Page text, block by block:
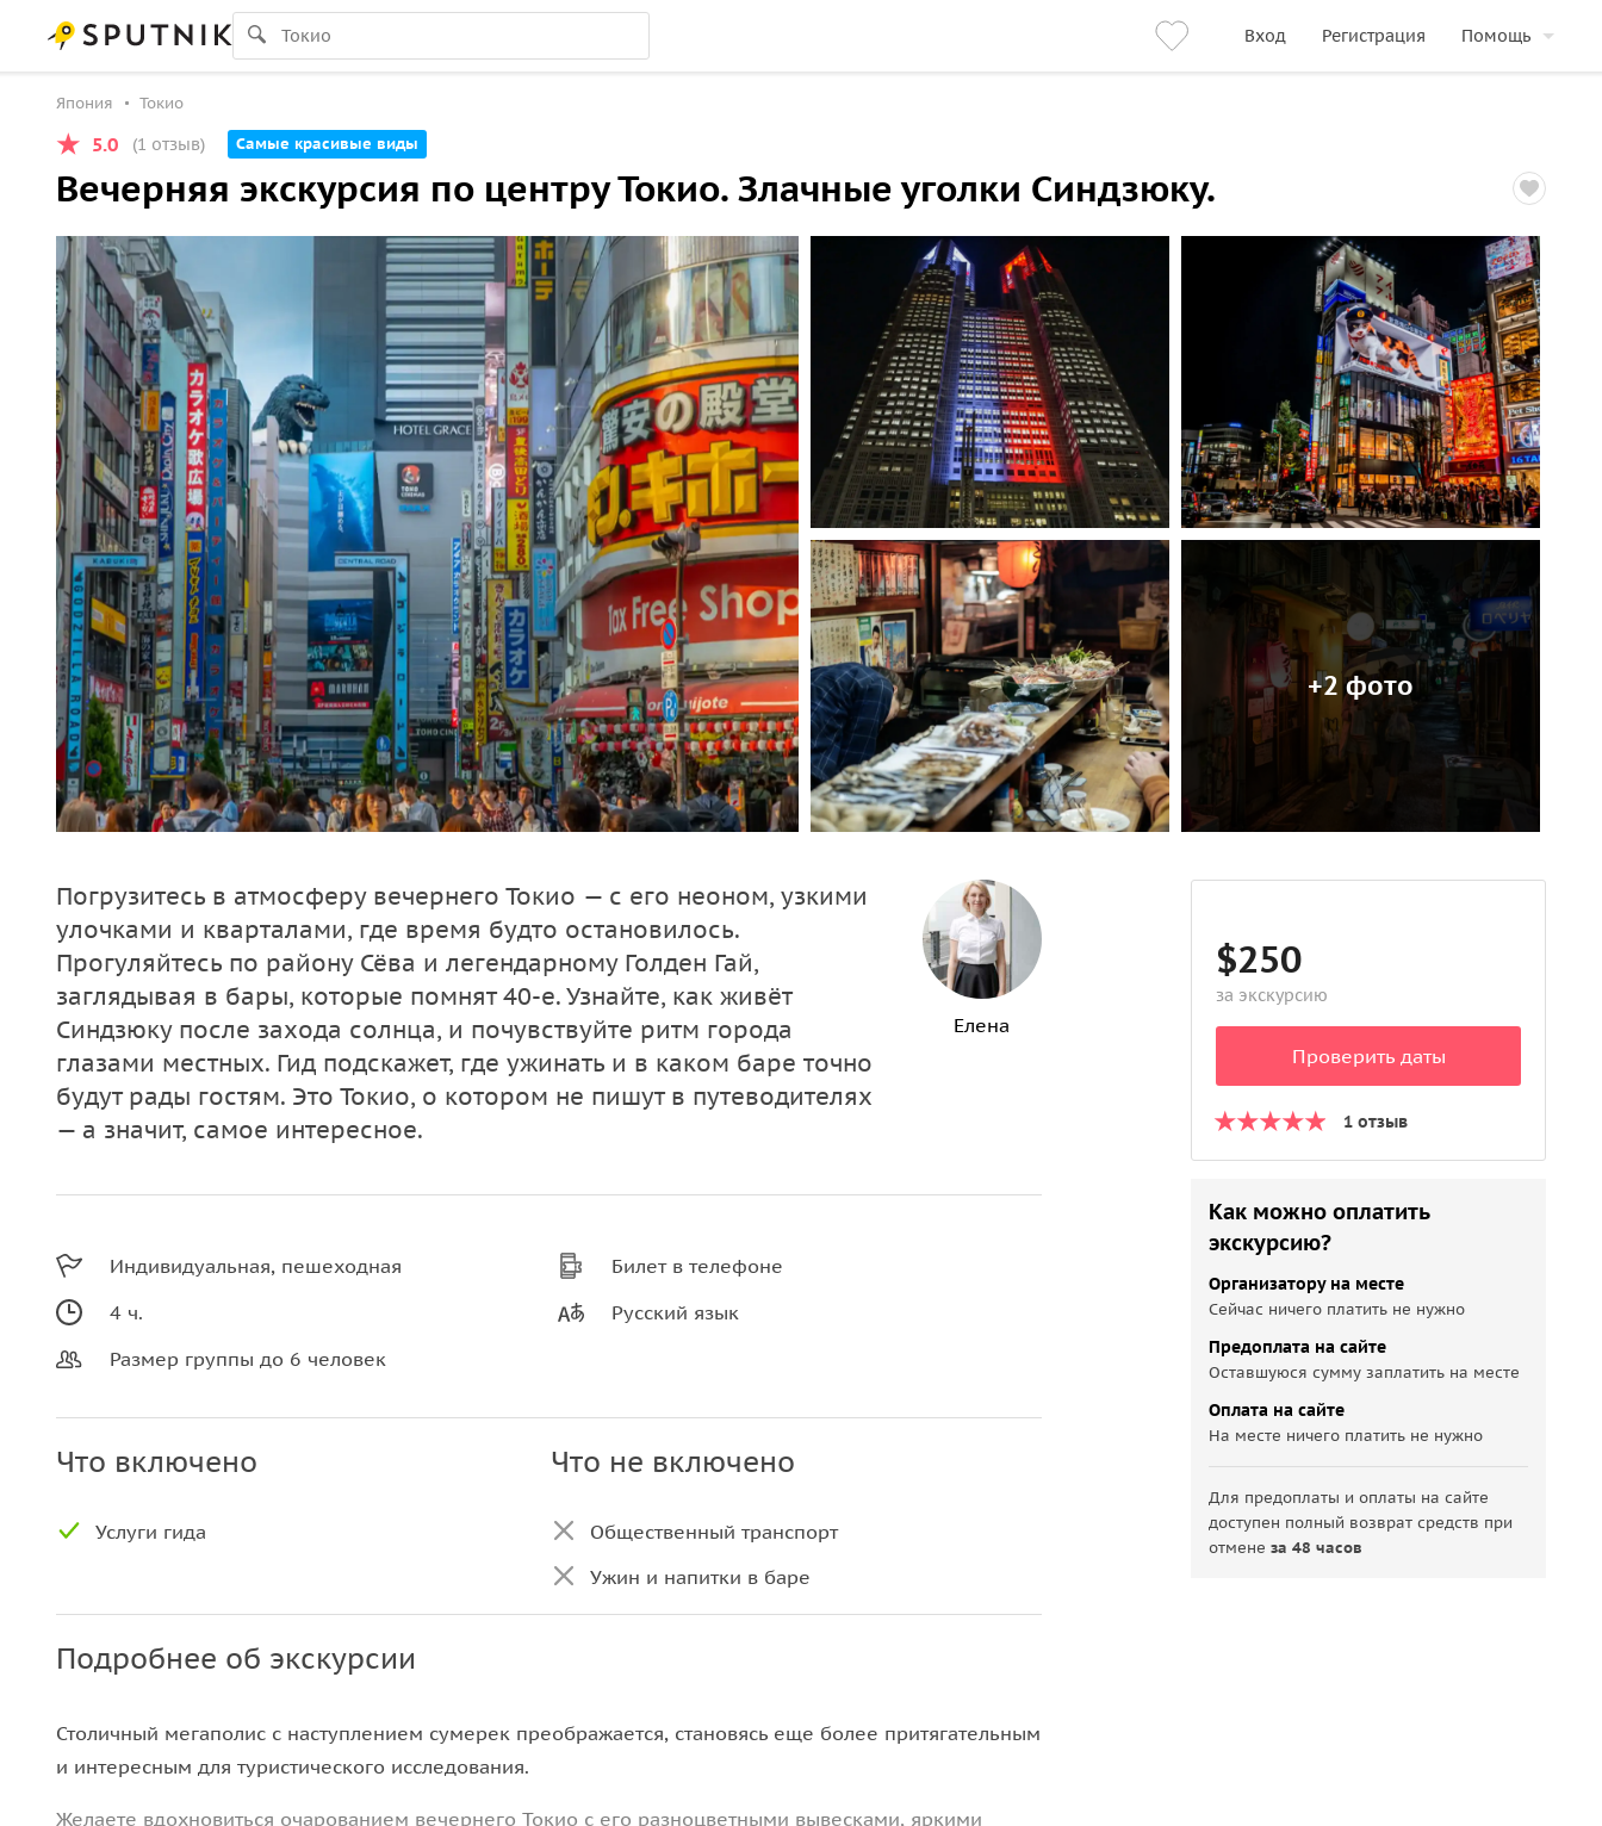
Вход Регистрация Помощь
Япония Токио
5.0 (1 отзыв) Самые красивые виды
Вечерняя экскурсия по центру Токио. Злачные уголки Синдзюку.
+2 фото
Погрузитесь в атмосферу вечернего Токио — с его неоном, узкими
улочками и кварталами, где время будто остановилось.
Прогуляйтесь по району Сёва и легендарному Голден Гай,
заглядывая в бары, которые помнят 40-е. Узнайте, как живёт
Синдзюку после захода солнца, и почувствуйте ритм города
глазами местных. Гид подскажет, где ужинать и в каком баре точно
будут рады гостям. Это Токио, о котором не пишут в путеводителях
— а значит, самое интересное.
Елена
Индивидуальная, пешеходная
4 ч.
Размер группы до 6 человек
Билет в телефоне
Русский язык
Что включено
Услуги гида
Что не включено
Общественный транспорт
Ужин и напитки в баре
Подробнее об экскурсии
Столичный мегаполис с наступлением сумерек преображается, становясь еще более притягательным
и интересным для туристического исследования.
Желаете вдохновиться очарованием вечернего Токио с его разноцветными вывесками, яркими
$250
за экскурсию
Проверить даты
1 отзыв
Как можно оплатить
экскурсию?
Организатору на месте
Сейчас ничего платить не нужно
Предоплата на сайте
Оставшуюся сумму заплатить на месте
Оплата на сайте
На месте ничего платить не нужно
Для предоплаты и оплаты на сайте
доступен полный возврат средств при
отменеза 48 часов